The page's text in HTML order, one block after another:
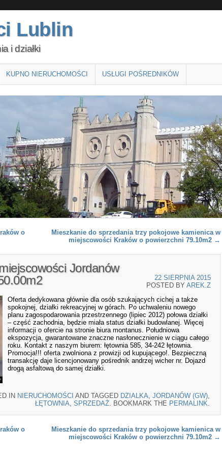
Lublin
i działki
KUPNO NIERUCHOMOŚCI USŁUGI POŚREDNIKÓW
o
Mieszkanie do sprzedania trzy pokojowe kamienica w
miejscowości Kraków o powierzchni 79.10m2 →
Jordanów
22 SIERPNIA 2015
POSTED BY AREK.Z
Oferta dedykowana głównie dla osób szukających cichej a także
spokojnej, działki rekreacyjnej w górach. Po uchwaleniu nowego
planu zagospodarowania przestrzennego (lipiec 2012) połowa działki
– część zachodnia, będzie miała status działki budowlanej. Więcej
informacji o ofercie na stronie biura montanus. Południowa
ekspozycja, gwarantowane znaczne nasłonecznienie w ciągu całego
roku. Kontakt z naszym biurem: łętownia 585, 34-242 łętownia.
Promocja!!! oferta zwolniona z prowizji od kupującego!. Bezpieczną
transakcję daje licencjonowany pośrednik andrzej wicher nr. Dojazd
drogą asfaltową do samej działki.
IN NIERUCHOMOŚCI AND TAGGED DZIALKA, JORDANÓW (GW),
ŁĘTOWNIA, SPRZEDAŻ. BOOKMARK THE PERMALINK.
o
Mieszkanie do sprzedania trzy pokojowe kamienica w
miejscowości Kraków o powierzchni 79.10m2 →